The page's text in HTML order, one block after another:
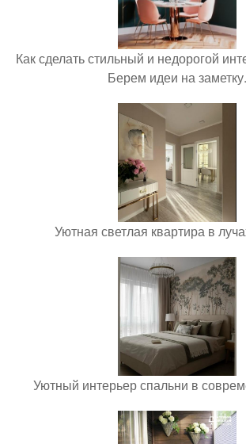
Как сделать стильный и недорогой
Берем идеи на заметку.
Уютная светлая квартира в
Уютный интерьер спальни в